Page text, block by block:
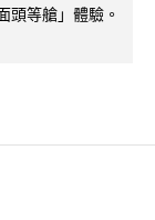
頭等艙」體驗。